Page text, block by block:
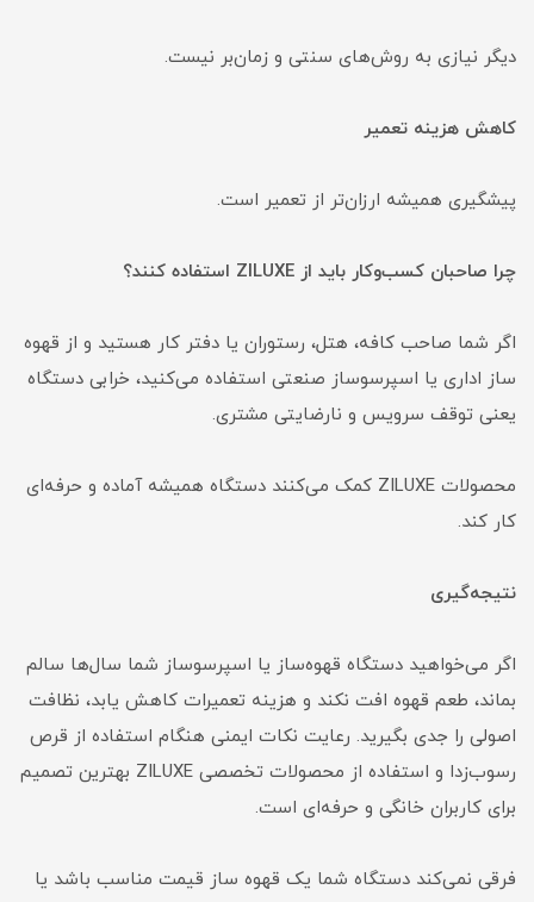
دیگر نیازی به روش‌های سنتی و زمان‌بر نیست.
کاهش هزینه تعمیر
پیشگیری همیشه ارزان‌تر از تعمیر است.
چرا صاحبان کسب‌وکار باید از ZILUXE استفاده کنند؟
اگر شما صاحب کافه، هتل، رستوران یا دفتر کار هستید و از قهوه
ساز اداری یا اسپرسوساز صنعتی استفاده می‌کنید، خرابی دستگاه
یعنی توقف سرویس و نارضایتی مشتری.
محصولات ZILUXE کمک می‌کنند دستگاه همیشه آماده و حرفه‌ای
کار کند.
نتیجه‌گیری
اگر می‌خواهید دستگاه قهوه‌ساز یا اسپرسوساز شما سال‌ها سالم
بماند، طعم قهوه افت نکند و هزینه تعمیرات کاهش یابد، نظافت
اصولی را جدی بگیرید. رعایت نکات ایمنی هنگام استفاده از قرص
رسوب‌زدا و استفاده از محصولات تخصصی ZILUXE بهترین تصمیم
برای کاربران خانگی و حرفه‌ای است.
فرقی نمی‌کند دستگاه شما یک قهوه ساز قیمت مناسب باشد یا